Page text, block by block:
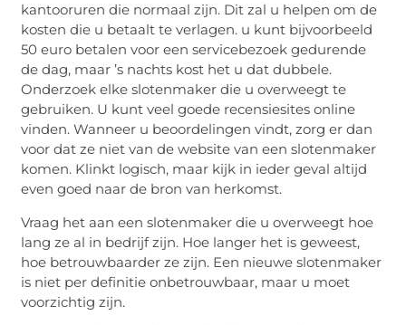
kantooruren die normaal zijn. Dit zal u helpen om de
kosten die u betaalt te verlagen. u kunt bijvoorbeeld
50 euro betalen voor een servicebezoek gedurende
de dag, maar ’s nachts kost het u dat dubbele.
Onderzoek elke slotenmaker die u overweegt te
gebruiken. U kunt veel goede recensiesites online
vinden. Wanneer u beoordelingen vindt, zorg er dan
voor dat ze niet van de website van een slotenmaker
komen. Klinkt logisch, maar kijk in ieder geval altijd
even goed naar de bron van herkomst.
Vraag het aan een slotenmaker die u overweegt hoe
lang ze al in bedrijf zijn. Hoe langer het is geweest,
hoe betrouwbaarder ze zijn. Een nieuwe slotenmaker
is niet per definitie onbetrouwbaar, maar u moet
voorzichtig zijn.